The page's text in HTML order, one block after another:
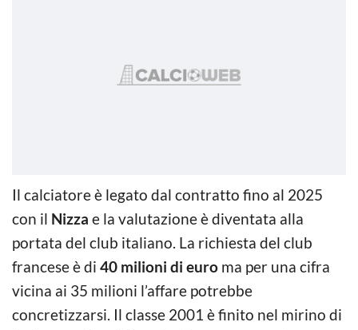
Il calciatore è legato dal contratto fino al 2025
con il Nizza e la valutazione è diventata alla
portata del club italiano. La richiesta del club
francese è di 40 milioni di euro ma per una cifra
vicina ai 35 milioni l’affare potrebbe
concretizzarsi. Il classe 2001 è finito nel mirino di